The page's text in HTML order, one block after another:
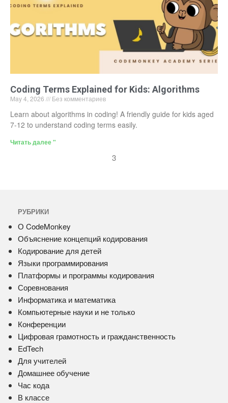
Coding Terms Explained for Kids: Algorithms
May 4, 2026 Без комментариев
Learn about algorithms in coding! A friendly guide for kids aged
7-12 to understand coding terms easily.
Читать далее "
3
РУБРИКИ
О CodeMonkey
Объяснение концепций кодирования
Кодирование для детей
Языки программирования
Платформы и программы кодирования
Соревнования
Информатика и математика
Компьютерные науки и не только
Конференции
Цифровая грамотность и гражданственность
EdTech
Для учителей
Домашнее обучение
Час кода
В классе